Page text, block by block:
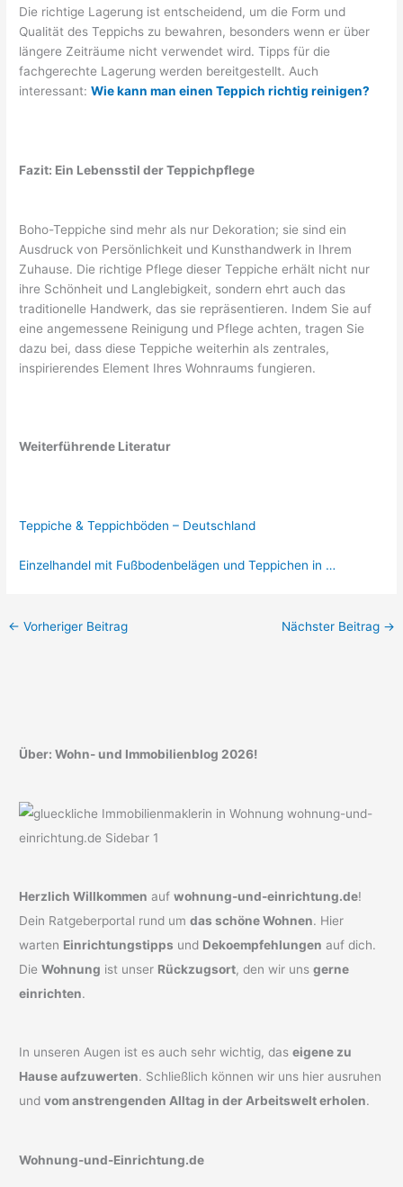
Die richtige Lagerung ist entscheidend, um die Form und
Qualität des Teppichs zu bewahren, besonders wenn er über
längere Zeiträume nicht verwendet wird. Tipps für die
fachgerechte Lagerung werden bereitgestellt. Auch
interessant:Wie kann man einen Teppich richtig reinigen?
Fazit: Ein Lebensstil der Teppichpflege
Boho-Teppiche sind mehr als nur Dekoration; sie sind ein
Ausdruck von Persönlichkeit und Kunsthandwerk in Ihrem
Zuhause. Die richtige Pflege dieser Teppiche erhält nicht nur
ihre Schönheit und Langlebigkeit, sondern ehrt auch das
traditionelle Handwerk, das sie repräsentieren. Indem Sie auf
eine angemessene Reinigung und Pflege achten, tragen Sie
dazu bei, dass diese Teppiche weiterhin als zentrales,
inspirierendes Element Ihres Wohnraums fungieren.
Weiterführende Literatur
Teppiche & Teppichböden – Deutschland
Einzelhandel mit Fußbodenbelägen und Teppichen in …
← Vorheriger Beitrag Nächster Beitrag →
Über: Wohn- und Immobilienblog 2026!
Herzlich Willkommen aufwohnung-und-einrichtung.de!
Dein Ratgeberportal rund umdas schöne Wohnen. Hier
warten Einrichtungstipps und Dekoempfehlungen auf dich.
DieWohnung ist unser Rückzugsort, den wir unsgerne
einrichten.
In unseren Augen ist es auch sehr wichtig, daseigene zu
Hause aufzuwerten. Schließlich können wir uns hier ausruhen
undvom anstrengenden Alltag in der Arbeitswelt erholen.
Wohnung-und-Einrichtung.de